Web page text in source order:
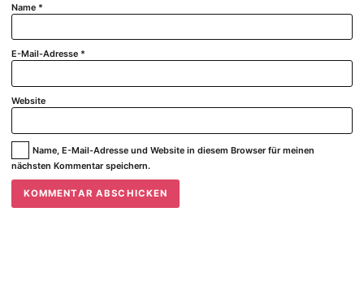
Name *
E-Mail-Adresse *
Website
Name, E-Mail-Adresse und Website in diesem Browser für meinen
nächsten Kommentar speichern.